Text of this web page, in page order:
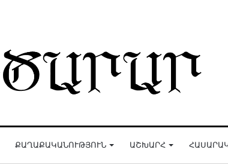
ՔԱՂԱՔԱԿԱՆՈՒԹՅՈՒՆ ԱՇԽԱՐՀ